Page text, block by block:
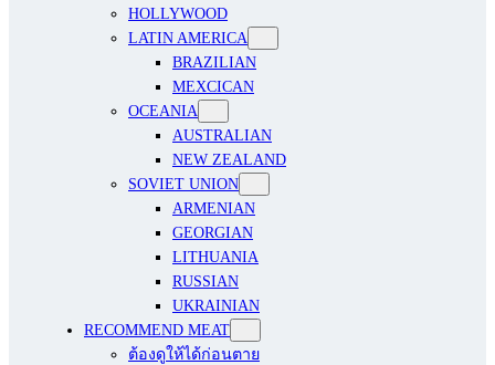
HOLLYWOOD
LATIN AMERICA
BRAZILIAN
MEXCICAN
OCEANIA
AUSTRALIAN
NEW ZEALAND
SOVIET UNION
ARMENIAN
GEORGIAN
LITHUANIA
RUSSIAN
UKRAINIAN
RECOMMEND MEAT
ต้องดูให้ได้ก่อนตาย